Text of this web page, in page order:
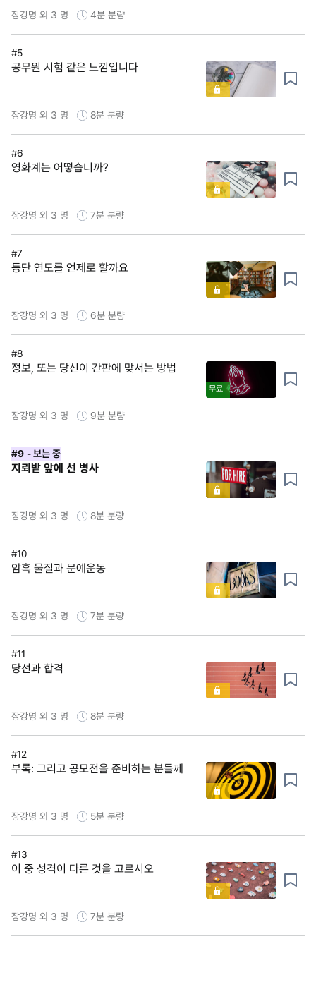
장강명 외 3 명 4분 분량
#5
공무원 시험 같은 느낌입니다
장강명 외 3 명 8분 분량
#6
영화계는 어떻습니까?
장강명 외 3 명 7분 분량
#7
등단 연도를 언제로 할까요
장강명 외 3 명 6분 분량
#8
정보, 또는 당신이 간판에 맞서는 방법
무료
장강명 외 3 명 9분 분량
#9 - 보는 중
지뢰밭 앞에 선 병사
장강명 외 3 명 8분 분량
#10
암흑 물질과 문예운동
장강명 외 3 명 7분 분량
#11
당선과 합격
장강명 외 3 명 8분 분량
#12
부록: 그리고 공모전을 준비하는 분들께
장강명 외 3 명 5분 분량
#13
이 중 성격이 다른 것을 고르시오
장강명 외 3 명 7분 분량